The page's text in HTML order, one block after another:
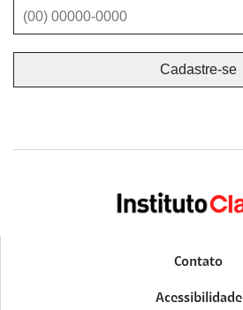
Contato
Acessibilidade